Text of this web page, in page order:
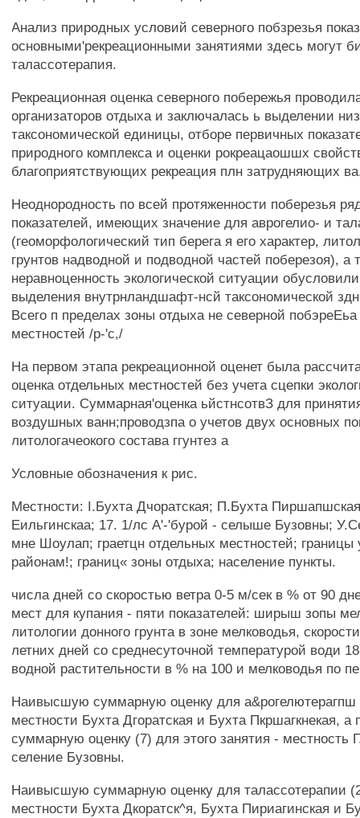
Анализ природных условий северного побзрезья
основными'рекреационными занятиями здесь могут
талассотерапия.
Рекреационная оценка северного побережья
организаторов отдыха и заключалась ь выделении
таксономической единицы, отборе первичных
природного комплекса и оценки рокреацаошшх
благоприятствующих рекреация плн затрудняющих
Неоднородность по всей протяженности поберезья
показателей, имеющих значение для аврогелио- и
(геоморфологический тип берега я его характер,
грунтов надводной и подводной частей поберезоя), а
неравноценность экологической ситуации
выделения внутрнландшафт-нсй таксономической
Всего п пределах зоны отдыха не северной
местностей /р-'с,/
На первом этапа рекреационной оценет была
оценка отдельных местностей без учета сцепки
ситуации. Суммарная'оценка ьйстнсотвЗ для
воздушных ванн;проводзпа о учетов двух основных
литологачеокого состава ггунтез а
Условные обозначения к рис.
Местности: I.Бухта Дчоратская; П.Бухта
Еильгинскаа; 17. 1/лс А'-'бурой - селыше Бузовны;
мне Шоулап; граетцн отдельных местностей;
районам!; границ« зоны отдыха; население пункты.
числа дней со скоростью ветра 0-5 м/сек в % от 90
мест для купания - пяти показателей: ширыш зопы
литологии донного грунта в зоне мелководья,
летних дней со среднесуточной температурой води
водной растительности в % на 100 и мелководья по
Наивысшую суммарную оценку для а&рогелютерагпш
местности Бухта Дгоратская и Бухта Пкршагкнекая,
суммарную оценку (7) для этого занятия - местность
селение Бузовны.
Наивысшую суммарную оценку для талассотерапии
местности Бухта Дкоратск^я, Бухта Пириагинская и